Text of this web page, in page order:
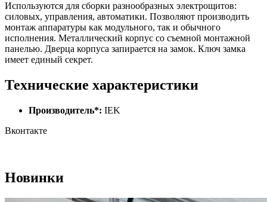
Используются для сборки разнообразных электрощитов:
силовых, управления, автоматики. Позволяют производить
монтаж аппаратуры как модульного, так и обычного
исполнения. Металлический корпус со съемной монтажной
панелью. Дверца корпуса запирается на замок. Ключ замка
имеет единый секрет.
Технические характеристики
Производитель*: IEK
Вконтакте
Новинки